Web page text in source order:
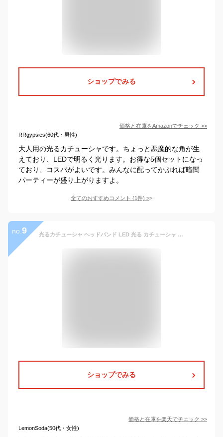
ショップでみる
価格と在庫をAmazonでチェック >>
RRgypsies(60代・男性)
大人用の光るカチューシャです。ちょっと悪魔的な角が生
えており、LEDで明るく光ります。お得な5個セットになっ
ており、コスパがよいです。みんなに配ってかぶれば暗闇
パーティーが盛り上がりますよ。
全てのおすすめコメント (1件) >
no. 9 光るカチューシャ ヘッドバンド LED 光る カチューシャ コスチューム レディース 子供用 小物 髪飾り お祭り ハロウィン 夏祭り キャンプ 盆踊り パーティー用品 4個セット フリーサイズ 星柄 3歳以上対応
ショップでみる
価格と在庫を楽天でチェック >>
LemonSoda(50代・女性)